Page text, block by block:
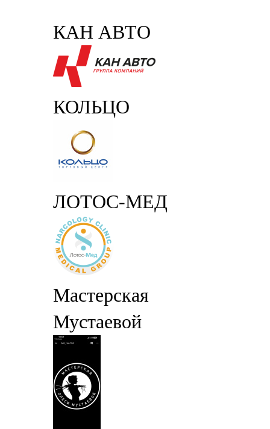
КАН АВТО
КОЛЬЦО
ЛОТОС-МЕД
Мастерская
Мустаевой